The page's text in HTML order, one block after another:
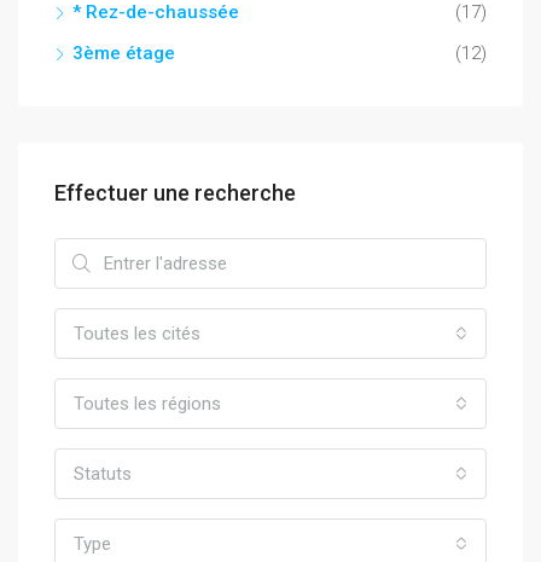
* Rez-de-chaussée
(17)
3ème étage
(12)
Effectuer une recherche
Toutes les cités
Toutes les régions
Statuts
Type